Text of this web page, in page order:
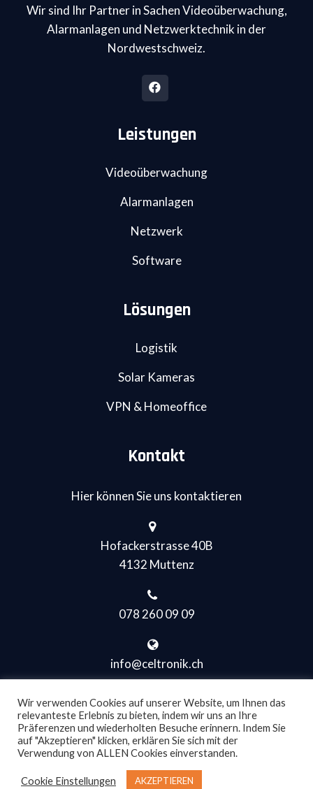
Wir sind Ihr Partner in Sachen Videoüberwachung,
Alarmanlagen und Netzwerktechnik in der
Nordwestschweiz.
Leistungen
Videoüberwachung
Alarmanlagen
Netzwerk
Software
Lösungen
Logistik
Solar Kameras
VPN & Homeoffice
Kontakt
Hier können Sie uns kontaktieren
Hofackerstrasse 40B
4132 Muttenz
078 260 09 09
info@celtronik.ch
Copyright © CELtronik GmbH all rights reserved.
Wir verwenden Cookies auf unserer Website, um Ihnen das
relevanteste Erlebnis zu bieten, indem wir uns an Ihre
Präferenzen und wiederholten Besuche erinnern. Indem Sie
auf "Akzeptieren" klicken, erklären Sie sich mit der
Verwendung von ALLEN Cookies einverstanden.
Cookie Einstellungen AKZEPTIEREN